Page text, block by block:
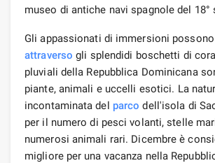
museo di antiche navi spagnole del 18°
Gli appassionati di immersioni possono
attraverso gli splendidi boschetti di
pluviali della Repubblica Dominicana
piante, animali e uccelli esotici. La
incontaminata del parco dell'isola di
per il numero di pesci volanti, stelle
numerosi animali rari. Dicembre è
migliore per una vacanza nella